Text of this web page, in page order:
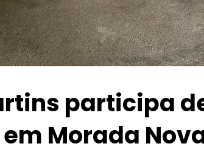
participa
Morada